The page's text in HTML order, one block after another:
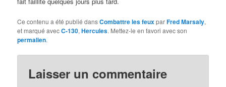
Ce contenu a été publié dansCombattre les feuxparFred Marsaly,
et marqué avecC-130,Hercules. Mettez-le en favori avec son
permalien.
Laisser un commentaire